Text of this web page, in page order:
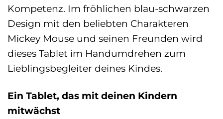
Kompetenz. Im fröhlichen blau-schwarzen
Design mit den beliebten Charakteren
Mickey Mouse und seinen Freunden wird
dieses Tablet im Handumdrehen zum
Lieblingsbegleiter deines Kindes.
Ein Tablet, das mit deinen Kindern
mitwächst